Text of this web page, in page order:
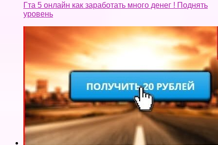
Гта 5 онлайн как заработать много денег ! Поднять
уровень